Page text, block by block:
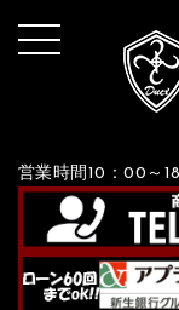
営業時間10：00～